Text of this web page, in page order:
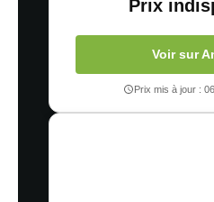
Prix
Voir sur
Prix mis à jour :